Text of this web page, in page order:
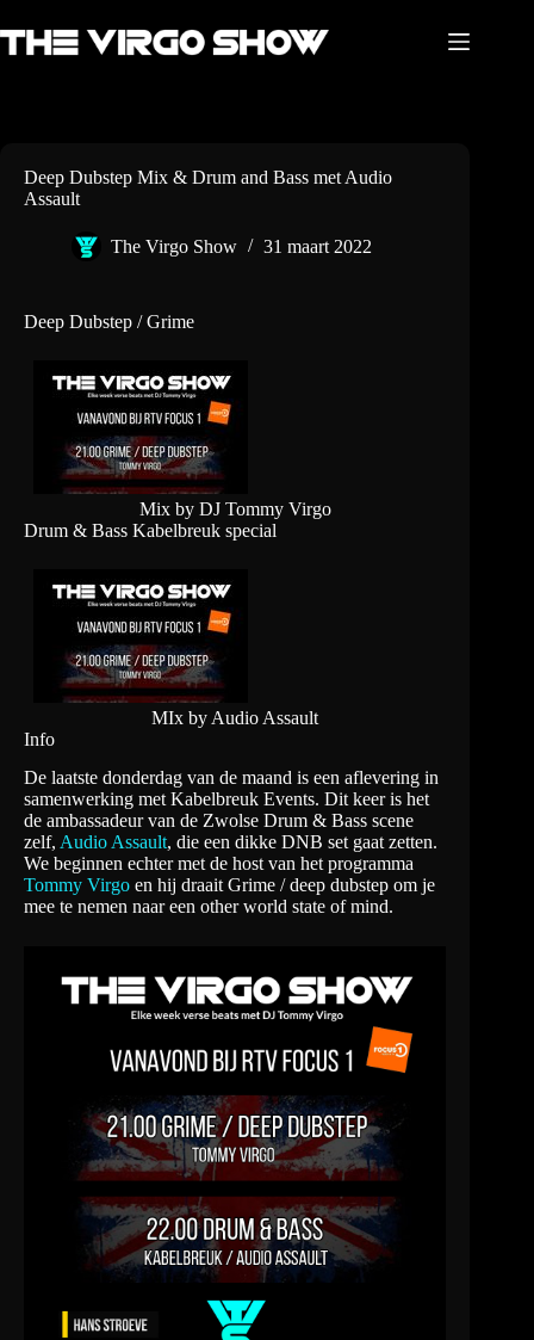
naar
de
Deep Dubstep Mix & Drum and Bass met Audio
Assault
The Virgo Show 31 maart 2022
Deep Dubstep / Grime
Mix by DJ Tommy Virgo
Drum & Bass Kabelbreuk special
MIx by Audio Assault
Info
De laatste donderdag van de maand is een aflevering in
samenwerking met Kabelbreuk Events. Dit keer is het
de ambassadeur van de Zwolse Drum & Bass scene
zelf, Audio Assault, die een dikke DNB set gaat zetten.
We beginnen echter met de host van het programma
Tommy Virgo en hij draait Grime / deep dubstep om je
mee te nemen naar een other world state of mind.